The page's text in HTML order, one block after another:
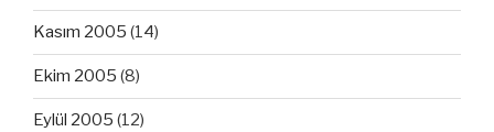
Kasım 2005 (14)
Ekim 2005 (8)
Eylül 2005 (12)